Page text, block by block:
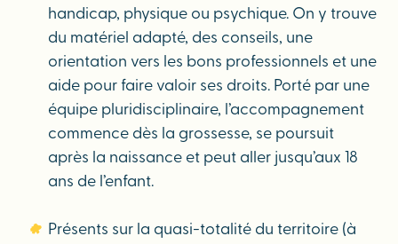
handicap, physique ou psychique. On y trouve
du matériel adapté, des conseils, une
orientation vers les bons professionnels et une
aide pour faire valoir ses droits. Porté par une
équipe pluridisciplinaire, l’accompagnement
commence dès la grossesse, se poursuit
après la naissance et peut aller jusqu’aux 18
ans de l’enfant.
Présents sur la quasi-totalité du territoire (à